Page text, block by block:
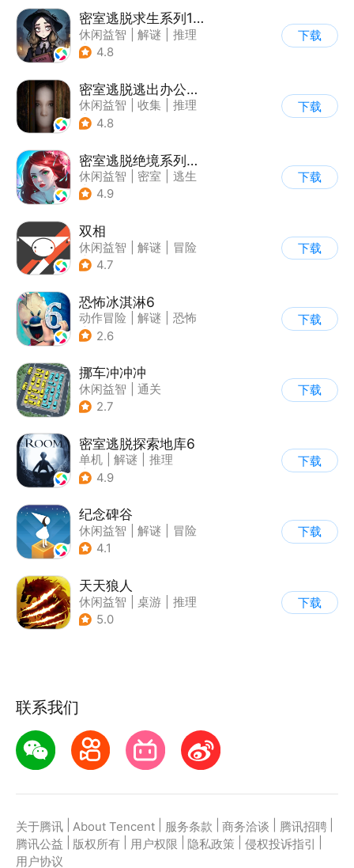
密室逃脱求生系列1极地冒险
休闲益智 解谜
推理
| 密室逃脱
4.8
下载
密室逃脱逃出办公室3
休闲益智 收集
推理
| 密室逃脱
4.8
下载
密室逃脱绝境系列4迷失森林
休闲益智 密室
逃生
| 密室逃脱
4.9
下载
双相
休闲益智 解谜
冒险
| 公益
4.7
下载
恐怖冰淇淋6
动作冒险 解谜
恐怖
| 暗黑
2.6
下载
挪车冲冲冲
休闲益智
通关
2.7
下载
密室逃脱探索地库6
单机 解谜
推理
| 欧美风
4.9
下载
纪念碑谷
休闲益智 解谜
冒险
| 治愈
4.1
下载
天天狼人
休闲益智 桌游
推理
| 狼人杀
5.0
下载
联系我们
关于腾讯 About Tencent 服务条款 商务洽谈 腾讯招聘
腾讯公益
版权所有 用户权限 隐私政策 侵权投诉指引
用户协议